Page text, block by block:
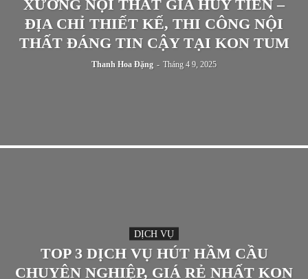
XƯỞNG NỘI THẤT GIA HUY TIẾN –
ĐỊA CHỈ THIẾT KẾ, THI CÔNG NỘI
THẤT ĐÁNG TIN CẬY TẠI KON TUM
Thanh Hoa Đặng - Tháng 4 9, 2025
DỊCH VỤ
TOP 3 DỊCH VỤ HÚT HẦM CẦU
CHUYÊN NGHIỆP, GIÁ RẺ NHẤT KON